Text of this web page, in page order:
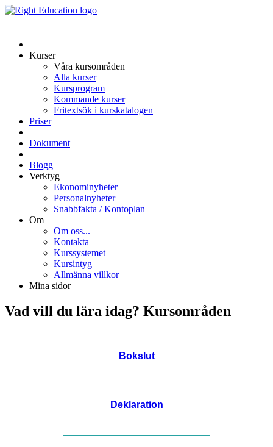
Kurser
Våra kursområden
Alla kurser
Kursprogram
Kommande kurser
Fritextsök i kurskatalogen
Priser
Dokument
Blogg
Verktyg
Ekonominyheter
Personalnyheter
Snabbfakta / Kontoplan
Om
Om oss...
Kontakta
Kurssystemet
Kursintyg
Allmänna villkor
Mina sidor
Vad vill du lära idag? Kursområden
Bokslut
Deklaration